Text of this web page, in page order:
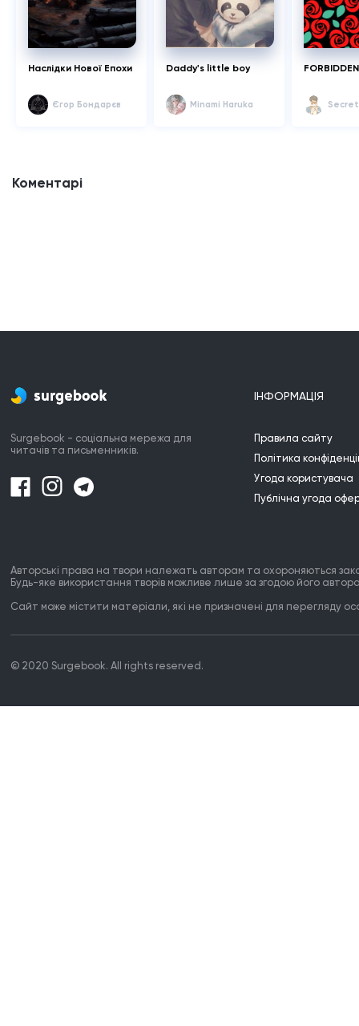
Наслідки Нової Епохи
Єгор Бондарєв
Daddy's little boy
Minami Haruka
Коментарі
Surgebook - соціальна мережа для
читачів та письменників.
ІНФОРМАЦІЯ
Правила сайту
Політика
Угода користувача
Публічна угода
Авторські права на твори належать авторам та охороняються
Будь-яке використання творів можливе лише за згодою його
Сайт може містити матеріали, які не призначені для перегляду
© 2020 Surgebook. All rights reserved.